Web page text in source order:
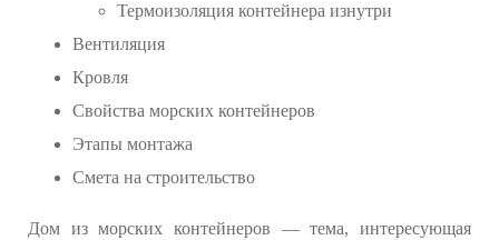
Термоизоляция контейнера изнутри
Вентиляция
Кровля
Свойства морских контейнеров
Этапы монтажа
Смета на строительство
Дом из морских контейнеров — тема, интересующая